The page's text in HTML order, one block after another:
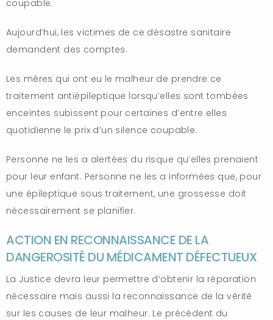
coupable.
Aujourd’hui, les victimes de ce désastre sanitaire
demandent des comptes.
Les mères qui ont eu le malheur de prendre ce
traitement antiépileptique lorsqu’elles sont tombées
enceintes subissent pour certaines d’entre elles
quotidienne le prix d’un silence coupable.
Personne ne les a alertées du risque qu’elles prenaient
pour leur enfant. Personne ne les a informées que, pour
une épileptique sous traitement, une grossesse doit
nécessairement se planifier.
ACTION EN RECONNAISSANCE DE LA
DANGEROSITÉ DU MÉDICAMENT DÉFECTUEUX
La Justice devra leur permettre d’obtenir la réparation
nécessaire mais aussi la reconnaissance de la vérité
sur les causes de leur malheur. Le précédent du